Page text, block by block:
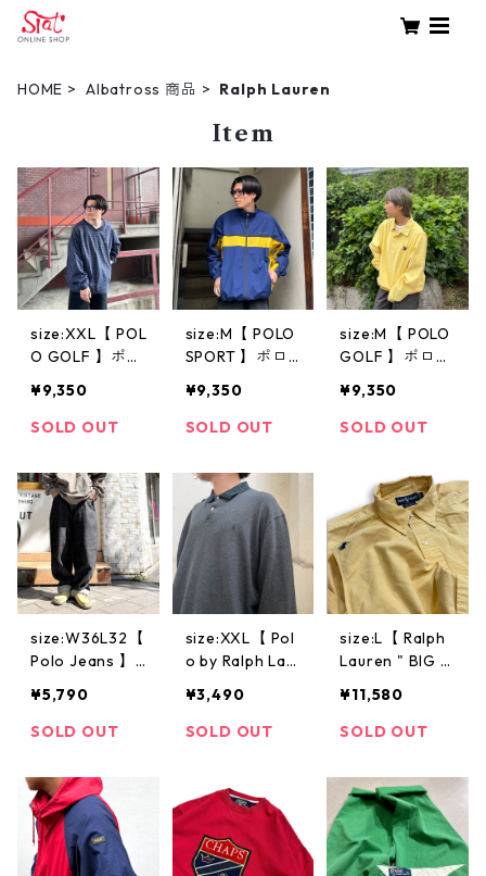
HOME Albatross 商品 Ralph Lauren
Item
size:XXL【 POL
O GOLF 】ポロ
ローレン スウ
ィングトップ
ク ネイビー 紺
古着 古着屋 高
円寺 ビンテー
ジ
¥9,350
SOLD OUT
size:M【 POLO
SPORT 】ポロ
スポ ラルフロ
ーレン ナイロ
ネイビー イエ
ロー 紺 黄色 古
着 古着屋 高円
寺 ビンテージ
¥9,350
SOLD OUT
size:M【 POLO
GOLF 】ポロゴ
トップ プルオ
ーバー レモン
古着屋 高円寺
ビンテージ
¥9,350
SOLD OUT
size:W36L32【
Polo Jeans 】
ブラックデニム
パンツ ジーン
屋 高円寺 ビン
テージ
¥5,790
SOLD OUT
size:XXL【 Pol
o by Ralph Lau
ラルフローレン
ラルフ ポロシ
レー 古着 古着
屋 高円寺 ビン
テージ
¥3,490
SOLD OUT
size:L【 Ralph
Lauren " BIG S
ローレン ビッ
グシャツ コッ
イエロー 高円
寺 ビンテージ
古着 古着屋
¥11,580
SOLD OUT